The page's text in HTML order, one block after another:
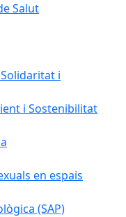
Salut
i
i Sostenibilitat
en espais
(SAP)